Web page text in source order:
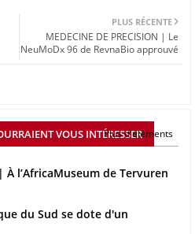
PLUS RÉCENTE
MEDECINE DE PRECISION | Le
NeuMoDx 96 de RevnaBio approuvé
VOUS INTÉRESSER
Plus d'éléments
À l’AfricaMuseum de Tervuren
du Sud se dote d'un